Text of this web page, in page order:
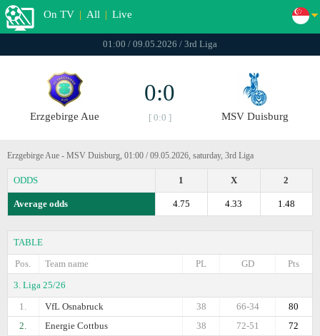
On TV | All | Live
01:00 / 09.05.2026 / 3rd Liga
Erzgebirge Aue
0:0
[ 0:0 ] MSV Duisburg
Erzgebirge Aue - MSV Duisburg, 01:00 / 09.05.2026, saturday, 3rd Liga
ODDS 2
X
1
Average odds 1.48
4.33
4.75
TABLE
Pos.
Team name Pts
GD
PL
3. Liga 25/26
1.
VfL Osnabruck 80
66-34
38
2.
Energie Cottbus 72
72-51
38